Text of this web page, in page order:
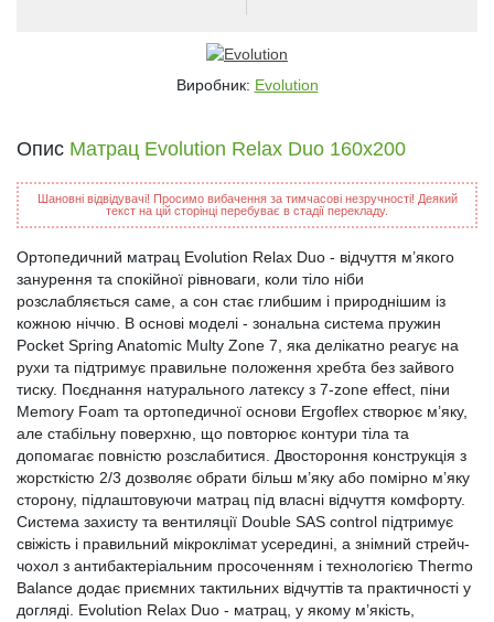
Виробник: Evolution
Опис Матрац Evolution Relax Duo 160х200
Шановні відвідувачі! Просимо вибачення за тимчасові незручності! Деякий
текст на цій сторінці перебуває в стадії перекладу.
Ортопедичний матрац Evolution Relax Duo - відчуття м’якого
занурення та спокійної рівноваги, коли тіло ніби
розслабляється саме, а сон стає глибшим і природнішим із
кожною ніччю. В основі моделі - зональна система пружин
Pocket Spring Anatomic Multy Zone 7, яка делікатно реагує на
рухи та підтримує правильне положення хребта без зайвого
тиску. Поєднання натурального латексу з 7-zone effect, піни
Memory Foam та ортопедичної основи Ergoflex створює м’яку,
але стабільну поверхню, що повторює контури тіла та
допомагає повністю розслабитися. Двостороння конструкція з
жорсткістю 2/3 дозволяє обрати більш м’яку або помірно м’яку
сторону, підлаштовуючи матрац під власні відчуття комфорту.
Система захисту та вентиляції Double SAS control підтримує
свіжість і правильний мікроклімат усередині, а знімний стрейч-
чохол з антибактеріальним просоченням і технологією Thermo
Balance додає приємних тактильних відчуттів та практичності у
догляді. Evolution Relax Duo - матрац, у якому м’якість,